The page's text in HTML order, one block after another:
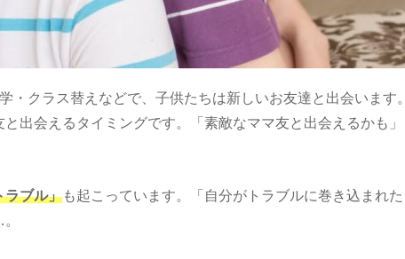
・クラス替えなどで、子供たちは新しいお友達と出会います。
と出会えるタイミングです。「素敵なママ友 と出会えるかも」
ラブル」も起こっています。「自分が トラブルに巻き込まれた